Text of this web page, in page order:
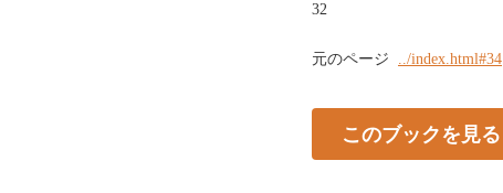
32
元のページ ../index.html#34
このブックを見る